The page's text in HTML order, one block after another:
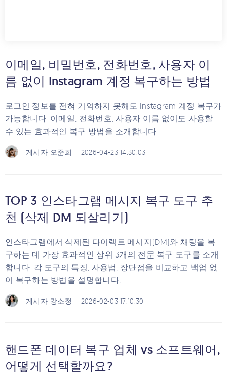
이메일, 비밀번호, 전화번호, 사용자 이
름 없이 Instagram 계정 복구하는 방법
로그인 정보를 전혀 기억하지 못해도 Instagram 계정 복구가
가능합니다. 이메일, 전화번호, 사용자 이름 없이도 사용할
수 있는 효과적인 복구 방법을 소개합니다.
게시자 오준희 2026-04-23 14:30:03
TOP 3 인스타그램 메시지 복구 도구 추
천 (삭제 DM 되살리기)
인스타그램에서 삭제된 다이렉트 메시지(DM)와 채팅을 복
구하는 데 가장 효과적인 상위 3개의 전문 복구 도구를 소개
합니다. 각 도구의 특징, 사용법, 장단점을 비교하고 백업 없
이 복구하는 방법을 설명합니다.
게시자 강소정 2026-02-03 17:10:30
핸드폰 데이터 복구 업체 vs 소프트웨어,
어떻게 선택할까요?